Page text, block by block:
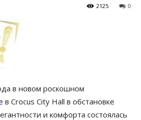
0
2125
в новом роскошном
в Crocus City Hall в обстановке
и комфорта состоялась